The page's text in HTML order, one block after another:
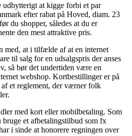
at kigge forbi et par
efter rabat på Hoved, diam. 23
du shopper, således at du er
den mest attraktive pris.
med, at i tilfælde af at en internet
til salg for en udsalgspris der anses
så bør det undertiden være en
webshop. Kortbestillinger er på
af et reglement, der værner folk
med kort eller mobilbetaling. Som
bruge et afbetalingstilbud som fx
i sinde at honorere regningen over